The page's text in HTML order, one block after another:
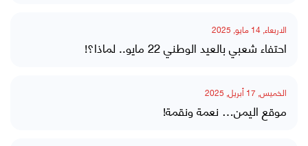
الاربعاء, 14 مايو, 2025
احتفاء شعبي بالعيد الوطني 22 مايو.. لماذا؟!
الخميس, 17 أبريل, 2025
موقع اليمن… نعمة ونقمة!